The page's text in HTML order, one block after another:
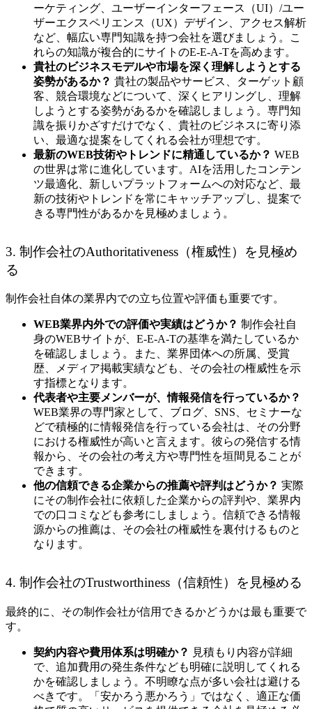
ーケティング、ユーザーインターフェース（UI）/ユー
ザーエクスペリエンス（UX）デザイン、アクセス解析
など、幅広い専門知識を持つ会社を選びましょう。こ
れらの知識が複合的にサイトのE-E-A-Tを高めます。
貴社のビジネスモデルや市場を深く理解しようとする
姿勢があるか？ 貴社の製品やサービス、ターゲット顧
客、競合環境などについて、深くヒアリングし、理解
しようとする姿勢があるかを確認しましょう。専門知
識を振りかざすだけでなく、貴社のビジネスに寄り添
い、最適な提案をしてくれる会社が理想です。
最新のWEB技術やトレンドに精通しているか？ WEB
の世界は常に進化しています。AIを活用したコンテン
ツ最適化、新しいプラットフォームへの対応など、最
新の技術やトレンドを常にキャッチアップし、提案で
きる専門性があるかを見極めましょう。
3. 制作会社のAuthoritativeness（権威性）を見極め
る
制作会社自体の業界内での立ち位置や評価も重要です。
WEB業界内外での評価や実績はどうか？ 制作会社自
身のWEBサイトが、E-E-A-Tの基準を満たしているか
を確認しましょう。また、業界団体への所属、受賞
歴、メディア掲載実績なども、その会社の権威性を示
す指標となります。
代表者や主要メンバーが、情報発信を行っているか？
WEB業界の専門家として、ブログ、SNS、セミナーな
どで積極的に情報発信を行っている会社は、その分野
における権威性が高いと言えます。彼らの発信する情
報から、その会社の考え方や専門性を垣間見ることが
できます。
他の信頼できる企業からの推薦や評判はどうか？ 実際
にその制作会社に依頼した企業からの評判や、業界内
での口コミなども参考にしましょう。信頼できる情報
源からの推薦は、その会社の権威性を裏付けるものと
なります。
4. 制作会社のTrustworthiness（信頼性）を見極める
最終的に、その制作会社が信用できるかどうかは最も重要で
す。
契約内容や費用体系は明確か？ 見積もり内容が詳細
で、追加費用の発生条件なども明確に説明してくれる
かを確認しましょう。不明瞭な点が多い会社は避ける
べきです。「安かろう悪かろう」ではなく、適正な価